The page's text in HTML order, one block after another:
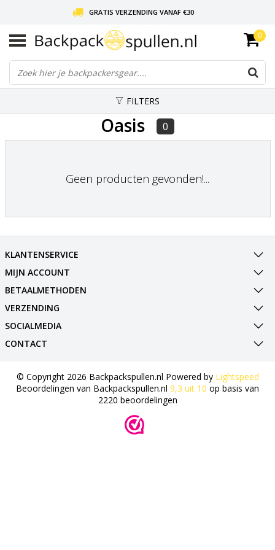
GRATIS VERZENDING VANAF €30
LIEFDE VOOR BACKPACKEN!
30 DAGEN GRATIS RETOUR
0
FILTERS
Oasis 0
Geen producten gevonden!...
KLANTENSERVICE
MIJN ACCOUNT
BETAALMETHODEN
VERZENDING
SOCIALMEDIA
CONTACT
© Copyright 2026 Backpackspullen.nl Powered by Lightspeed
Beoordelingen van Backpackspullen.nl 9,3 uit 10 op basis van
2220 beoordelingen